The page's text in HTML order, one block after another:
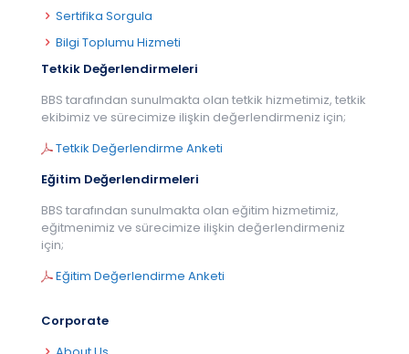
Sertifika Sorgula
Bilgi Toplumu Hizmeti
Tetkik Değerlendirmeleri
BBS tarafından sunulmakta olan tetkik hizmetimiz, tetkik
ekibimiz ve sürecimize ilişkin değerlendirmeniz için;
Tetkik Değerlendirme Anketi
Eğitim Değerlendirmeleri
BBS tarafından sunulmakta olan eğitim hizmetimiz,
eğitmenimiz ve sürecimize ilişkin değerlendirmeniz
için;
Eğitim Değerlendirme Anketi
Corporate